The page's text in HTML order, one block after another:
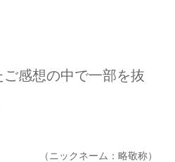
感想の中で一部を抜
（ニックネーム：略敬称）